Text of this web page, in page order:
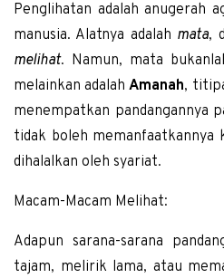
Penglihatan adalah anugerah
manusia. Alatnya adalah mata,
melihat. Namun, mata
melainkan adalahAmanah,
menempatkan pandangannya
tidak boleh memanfaatkannya
dihalalkan oleh syariat.
Macam-Macam Melihat:
Adapun sarana-sarana
tajam, melirik lama, atau